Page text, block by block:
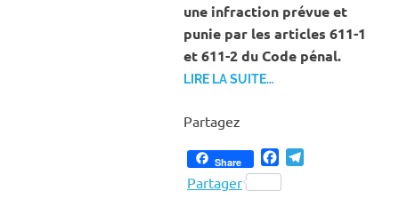
une infraction prévue et
punie par les articles 611-1
et 611-2 du Code pénal.
LIRE LA SUITE…
Partagez
Share Facebook
Partager